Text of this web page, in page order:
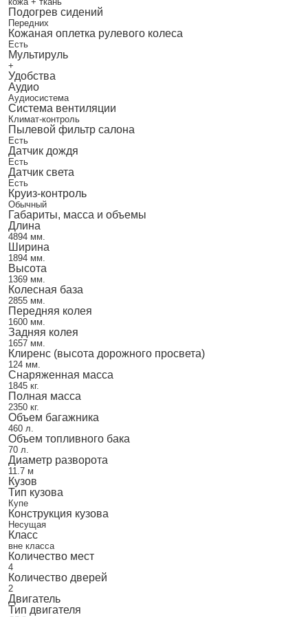
Подогрев сидений
Передних
Кожаная оплетка рулевого колеса
Есть
Мультируль
+
Удобства
Аудио
Аудиосистема
Система вентиляции
Климат-контроль
Пылевой фильтр салона
Есть
Датчик дождя
Есть
Датчик света
Есть
Круиз-контроль
Обычный
Габариты, масса и объемы
Длина
4894 мм.
Ширина
1894 мм.
Высота
1369 мм.
Колесная база
2855 мм.
Передняя колея
1600 мм.
Задняя колея
1657 мм.
Клиренс (высота дорожного просвета)
124 мм.
Снаряженная масса
1845 кг.
Полная масса
2350 кг.
Объем багажника
460 л.
Объем топливного бака
70 л.
Диаметр разворота
11.7 м
Кузов
Тип кузова
Купе
Конструкция кузова
Несущая
Класс
вне класса
Количество мест
4
Количество дверей
2
Двигатель
Тип двигателя